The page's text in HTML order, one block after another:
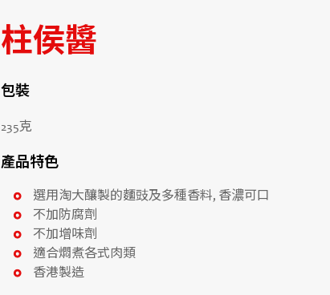
柱侯醬
包裝
235克
產品特色
選用淘大釀製的麵豉及多種香料, 香濃可口
不加防腐劑
不加增味劑
適合燜煮各式肉類
香港製造